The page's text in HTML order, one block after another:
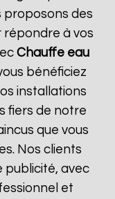
proposons des
répondre à vos
Chauffe eau
bénéficiez
installations
fiers de notre
que vous
Nos clients
publicité, avec
et